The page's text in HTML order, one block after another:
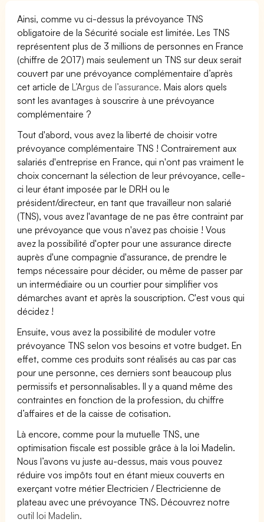
Ainsi, comme vu ci-dessus la prévoyance TNS
obligatoire de la Sécurité sociale est limitée. Les TNS
représentent plus de 3 millions de personnes en France
(chiffre de 2017) mais seulement un TNS sur deux serait
couvert par une prévoyance complémentaire d’après
cet article deL’Argus de l’assurance. Mais alors quels
sont les avantages à souscrire à une prévoyance
complémentaire ?
Tout d'abord, vous avez la liberté de choisir votre
prévoyance complémentaire TNS ! Contrairement aux
salariés d'entreprise en France, qui n'ont pas vraiment le
choix concernant la sélection de leur prévoyance, celle-
ci leur étant imposée par le DRH ou le
président/directeur, en tant que travailleur non salarié
(TNS), vous avez l'avantage de ne pas être contraint par
une prévoyance que vous n'avez pas choisie ! Vous
avez la possibilité d'opter pour une assurance directe
auprès d'une compagnie d'assurance, de prendre le
temps nécessaire pour décider, ou même de passer par
un intermédiaire ou un courtier pour simplifier vos
démarches avant et après la souscription. C'est vous qui
décidez !
Ensuite, vous avez la possibilité de moduler votre
prévoyance TNS selon vos besoins et votre budget. En
effet, comme ces produits sont réalisés au cas par cas
pour une personne, ces derniers sont beaucoup plus
permissifs et personnalisables. Il y a quand même des
contraintes en fonction de la profession, du chiffre
d’affaires et de la caisse de cotisation.
Là encore, comme pour la mutuelle TNS, une
optimisation fiscale est possible grâce à la loi Madelin.
Nous l’avons vu juste au-dessus, mais vous pouvez
réduire vos impôts tout en étant mieux couverts en
exerçant votre métier Electricien / Electricienne de
plateau avec une prévoyance TNS. Découvrez notre
outil loi Madelin.